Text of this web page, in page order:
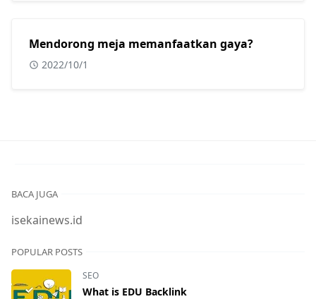
Mendorong meja memanfaatkan gaya?
2022/10/1
BACA JUGA
isekainews.id
POPULAR POSTS
SEO
What is EDU Backlink